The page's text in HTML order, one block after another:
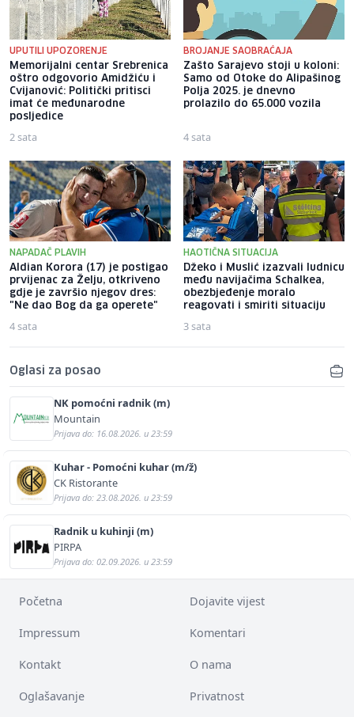
UPUTILI UPOZORENJE
Memorijalni centar Srebrenica
oštro odgovorio Amidžiću i
Cvijanović: Politički pritisci
imat će međunarodne
posljedice
2 sata
BROJANJE SAOBRAĆAJA
Zašto Sarajevo stoji u koloni:
Samo od Otoke do Alipašinog
Polja 2025. je dnevno
prolazilo do 65.000 vozila
4 sata
NAPADAČ PLAVIH
Aldian Korora (17) je postigao
prvijenac za Želju, otkriveno
gdje je završio njegov dres:
"Ne dao Bog da ga operete"
4 sata
HAOTIČNA SITUACIJA
Džeko i Muslić izazvali ludnicu
među navijačima Schalkea,
obezbjeđenje moralo
reagovati i smiriti situaciju
3 sata
Oglasi za posao
NK pomoćni radnik (m)
Mountain
Prijava do: 16.08.2026. u 23:59
Kuhar - Pomoćni kuhar (m/ž)
CK Ristorante
Prijava do: 23.08.2026. u 23:59
Radnik u kuhinji (m)
PIRPA
Prijava do: 02.09.2026. u 23:59
Početna Dojavite vijest
Impressum Komentari
Kontakt O nama
Oglašavanje Privatnost